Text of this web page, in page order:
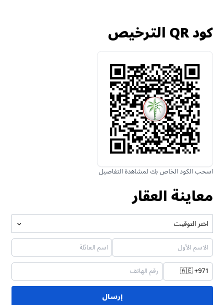
كود QR الترخيص
اسحب الكود الخاص بك لمشاهدة التفاصيل
معاينة العقار
اختر التوقيت
🇦🇪+971
إرسال